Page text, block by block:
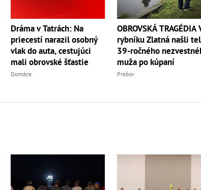
Dráma v Tatrách: Na
priecestí narazil osobný
vlak do auta, cestujúci
mali obrovské šťastie
Domáce
OBROVSKÁ TRAGÉDIA
rybníku Zlatná našli
39-ročného
muža po kúpaní
Prešov